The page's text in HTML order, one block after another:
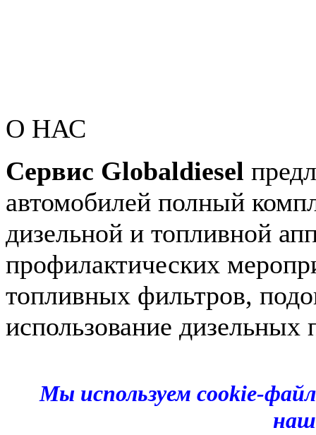
О НАС
Сервис Globaldiesel
автомобилей полный
дизельной и топливной
профилактических
топливных фильтров,
использование дизельных
Мы используем cookie-